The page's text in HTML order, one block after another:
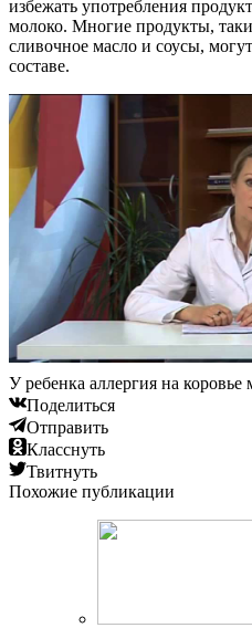
избежать употребления
молоко. Многие продукты,
сливочное масло и соусы,
составе.
У ребенка аллергия на коровье
Поделиться
Отправить
Класснуть
Твитнуть
Похожие публикации